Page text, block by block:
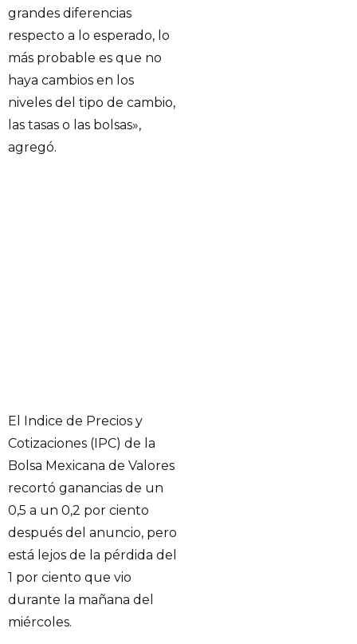
grandes diferencias
respecto a lo esperado, lo
más probable es que no
haya cambios en los
niveles del tipo de cambio,
las tasas o las bolsas»,
agregó.
El Indice de Precios y
Cotizaciones (IPC) de la
Bolsa Mexicana de Valores
recortó ganancias de un
0,5 a un 0,2 por ciento
después del anuncio, pero
está lejos de la pérdida del
1 por ciento que vio
durante la mañana del
miércoles.